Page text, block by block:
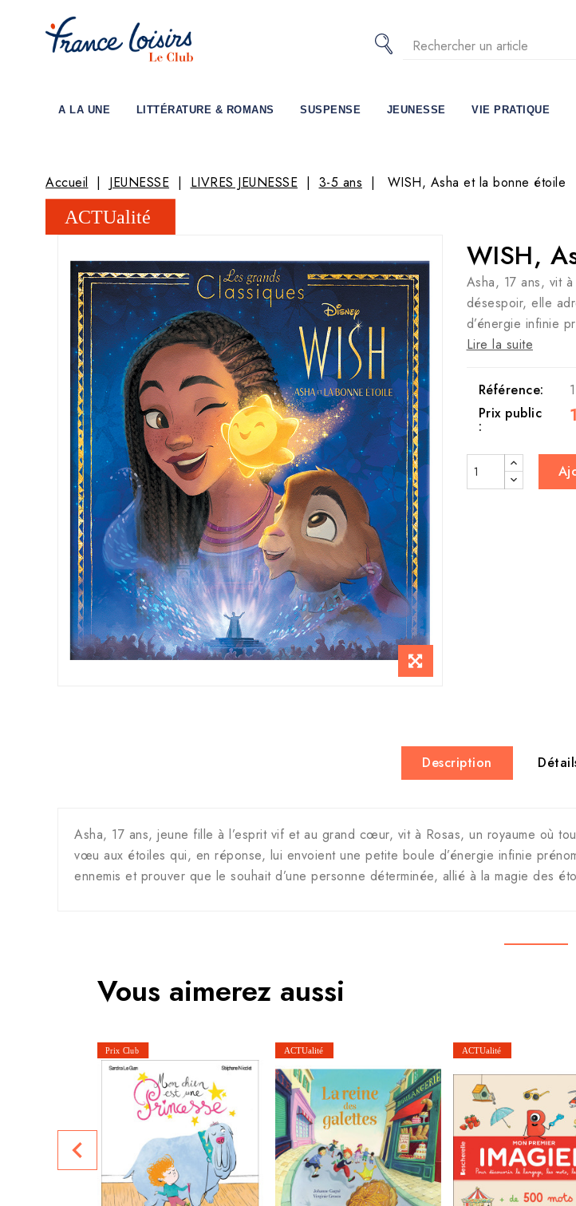
A LA UNE LITTÉRATURE & ROMANS SUSPENSE JEUNESSE VIE PRATIQUE
Accueil JEUNESSE LIVRES JEUNESSE 3-5 ans WISH, Asha et la bonne étoile
WISH,
Asha, 17 ans, vit
désespoir, elle
d’énergie infinie
Lire la suite
Référence:
Prix public
:
Description
Asha, 17 ans, jeune fille à l’esprit vif et au grand cœur, vit à Rosas, un royaume où
vœu aux étoiles qui, en réponse, lui envoient une petite boule d’énergie infinie
ennemis et prouver que le souhait d’une personne déterminée, allié à la magie des
Vous aimerez aussi
navigate_before